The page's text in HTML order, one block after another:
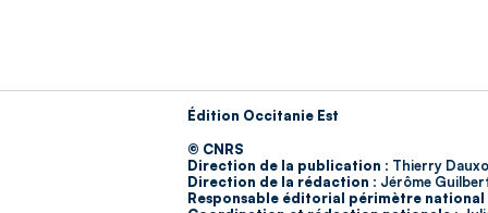
Édition Occitanie Est
© CNRS
Direction de la publication : Thierry
Direction de la rédaction : Jérôme
Responsable éditorial périmètre national